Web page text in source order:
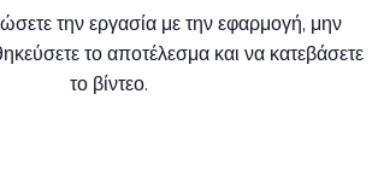
την εργασία με την εφαρμογή, μην
το αποτέλεσμα και να κατεβάσετε
το βίντεο.